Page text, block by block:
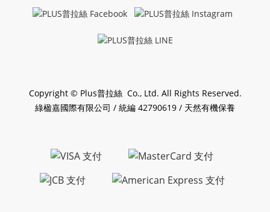
Copyright © Plus普拉絲 Co., Ltd. All Rights Reserved.
綠楹嘉國際有限公司 / 統編 42790619 / 天然有機保養